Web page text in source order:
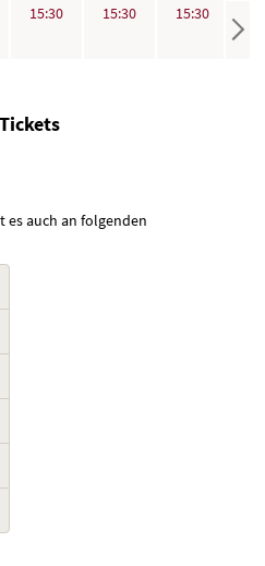
15:30Uhr
15:30Uhr
15:30Uhr
es auch an folgenden